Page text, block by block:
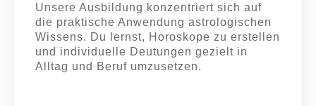
Unsere Ausbildung konzentriert sich auf
die praktische Anwendung astrologischen
Wissens. Du lernst, Horoskope zu erstellen
und individuelle Deutungen gezielt in
Alltag und Beruf umzusetzen.